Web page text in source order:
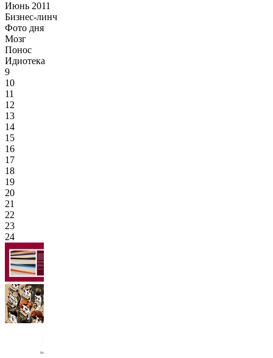
Июнь 2011
Бизнес-линч
Фото дня
Мозг
Понос
Идиотека
9
10
11
12
13
14
15
16
17
18
19
20
21
22
23
24